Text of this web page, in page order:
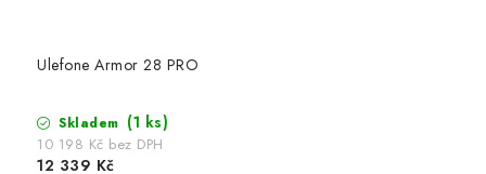
Ulefone Armor 28 PRO
Skladem (1 ks)
10 198 Kč bez DPH
12 339 Kč